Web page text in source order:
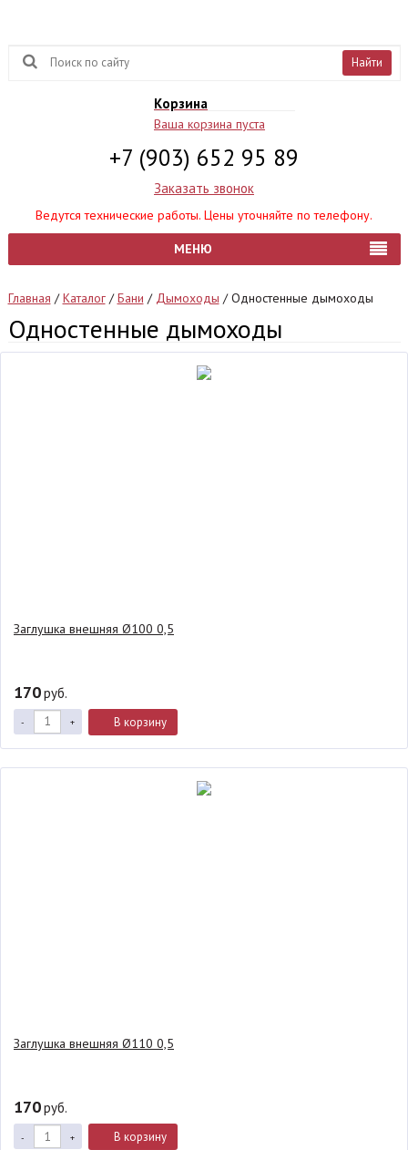
Найти
Корзина
Ваша корзина пуста
+7 (903) 652 95 89
Заказать звонок
Ведутся технические работы. Цены уточняйте по телефону.
МЕНЮ
Главная /Каталог/Бани / Дымоходы /Одностенные дымоходы
Одностенные дымоходы
Заглушка внешняя Ø100 0,5
170руб.
- + В корзину
Заглушка внешняя Ø110 0,5
170руб.
- + В корзину